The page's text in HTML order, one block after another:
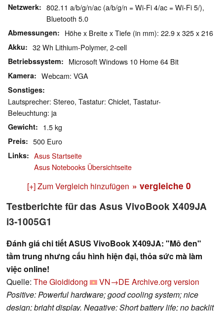
Netzwerk
802.11 a/b/g/n/ac (a/b/g/n = Wi-Fi 4/ac = Wi-Fi 5/),
Bluetooth 5.0
Abmessungen Höhe x Breite x Tiefe (in mm): 22.9 x 325 x 216
Akku 32 Wh Lithium-Polymer, 2-cell
Betriebssystem Microsoft Windows 10 Home 64 Bit
Kamera Webcam: VGA
Sonstiges
Lautsprecher: Stereo, Tastatur: Chiclet, Tastatur-
Beleuchtung: ja
Gewicht 1.5 kg
Preis 500 Euro
Links
Asus Startseite
Asus Notebooks Übersichtseite
[+] Zum Vergleich hinzufügen » vergleiche 0
Testberichte für das Asus VivoBook X409JA
i3-1005G1
Đánh giá chi tiết ASUS VivoBook X409JA: "Mô đen"
tầm trung nhưng cấu hình hiện đại, thỏa sức mà làm
việc online!
Quelle: The Gioididong VN→DE Archive.org version
Positive: Powerful hardware; good cooling system; nice
design; bright display. Negative: Short battery life; no backlit